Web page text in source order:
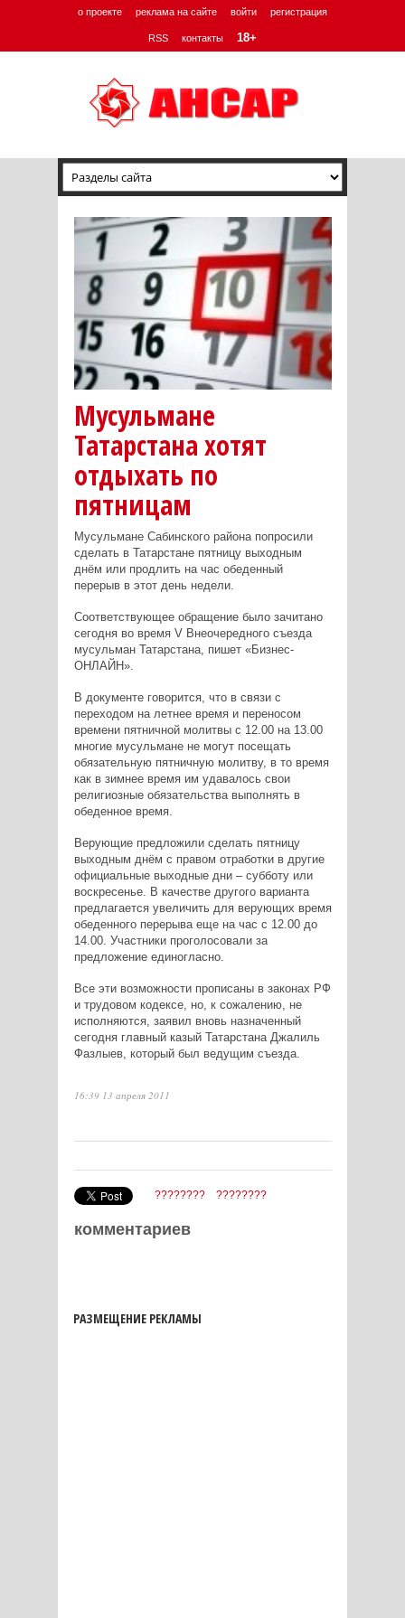
о проекте реклама на сайте войти регистрация
RSS контакты 18+
Мусульмане
Татарстана хотят
отдыхать по
пятницам
Мусульмане Сабинского района попросили
сделать в Татарстане пятницу выходным
днём или продлить на час обеденный
перерыв в этот день недели.
Соответствующее обращение было зачитано
сегодня во время V Внеочередного съезда
мусульман Татарстана, пишет «Бизнес-
ОНЛАЙН».
В документе говорится, что в связи с
переходом на летнее время и переносом
времени пятничной молитвы с 12.00 на 13.00
многие мусульмане не могут посещать
обязательную пятничную молитву, в то время
как в зимнее время им удавалось свои
религиозные обязательства выполнять в
обеденное время.
Верующие предложили сделать пятницу
выходным днём с правом отработки в другие
официальные выходные дни – субботу или
воскресенье. В качестве другого варианта
предлагается увеличить для верующих время
обеденного перерыва еще на час с 12.00 до
14.00. Участники проголосовали за
предложение единогласно.
Все эти возможности прописаны в законах РФ
и трудовом кодексе, но, к сожалению, не
исполняются, заявил вновь назначенный
сегодня главный казый Татарстана Джалиль
Фазлыев, который был ведущим съезда.
16:39 13 апреля 2011
???????? ????????
комментариев
РАЗМЕЩЕНИЕ РЕКЛАМЫ